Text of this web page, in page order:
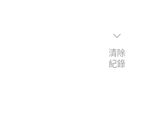
清除
紀錄